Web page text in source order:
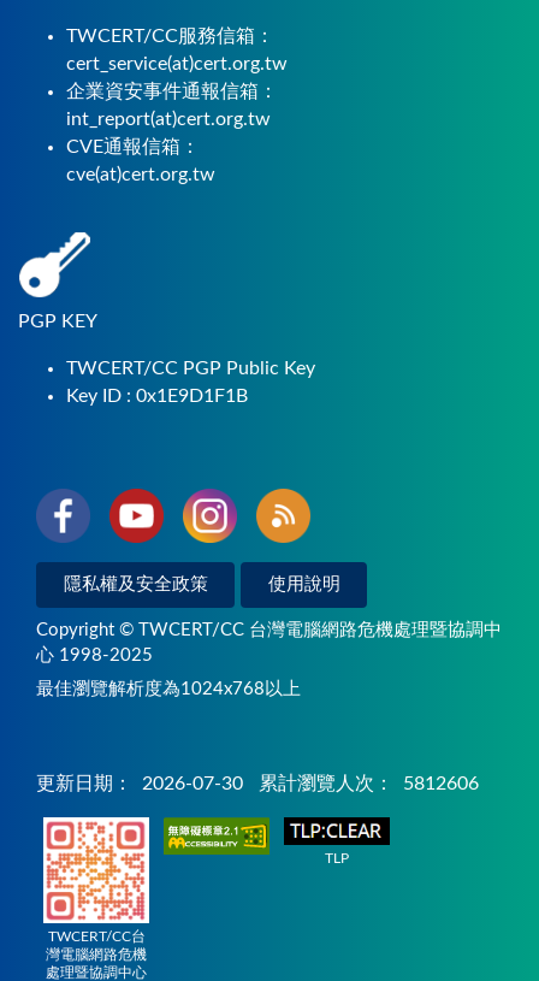
TWCERT/CC服務信箱：
cert_service(at)cert.org.tw
企業資安事件通報信箱：
int_report(at)cert.org.tw
CVE通報信箱：
cve(at)cert.org.tw
PGP KEY
TWCERT/CC PGP Public Key
Key ID : 0x1E9D1F1B
隱私權及安全政策 使用說明
Copyright © TWCERT/CC 台灣電腦網路危機處理暨協調中
心 1998-2025
最佳瀏覽解析度為1024x768以上
更新日期： 2026-07-30 累計瀏覽人次： 5812606
TWCERT/CC台
灣電腦網路危機
處理暨協調中心
TLP